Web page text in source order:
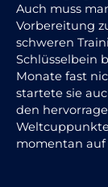
Auch muss
Vorbereitung
schweren
Schlüsselbein
Monate fast
startete sie
den
momentan auf